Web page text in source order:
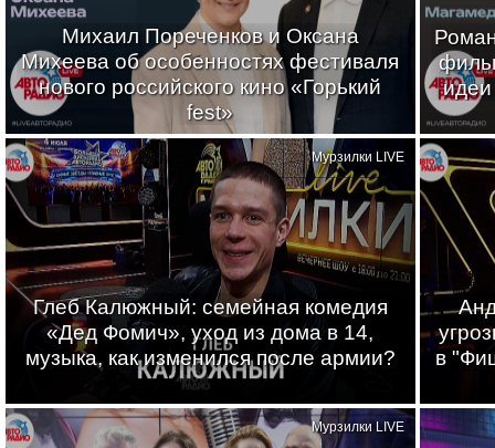
Михаил Пореченков и Оксана
Михеева об особенностях фестиваля
нового российского кино «Горький
fest»
Глеб Калюжный: семейная комедия
«Дед Фомич», уход из дома в 14,
музыка, как изменился после армии?
Мурзилки LIVE
в
Мурзилки LIVE